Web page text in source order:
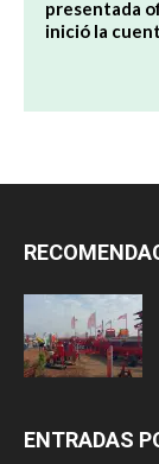
presentada
inició la
ENTRADAS